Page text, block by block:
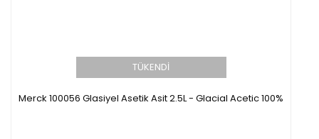
TÜKENDİ
Merck 100056 Glasiyel Asetik Asit 2.5L - Glacial Acetic 100%